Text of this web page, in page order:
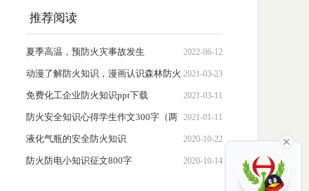
推荐阅读
2022-06-12
夏季高温，预防火灾事故发生
2021-03-23
动漫了解防火知识，漫画认识森林防火
知识
2021-03-11
免费化工企业防火知识ppt下载
2021-01-11
防火安全知识心得学生作文300字（两
篇可下载）
2020-10-22
液化气瓶的安全防火知识
2020-10-14
防火防电小知识征文800字